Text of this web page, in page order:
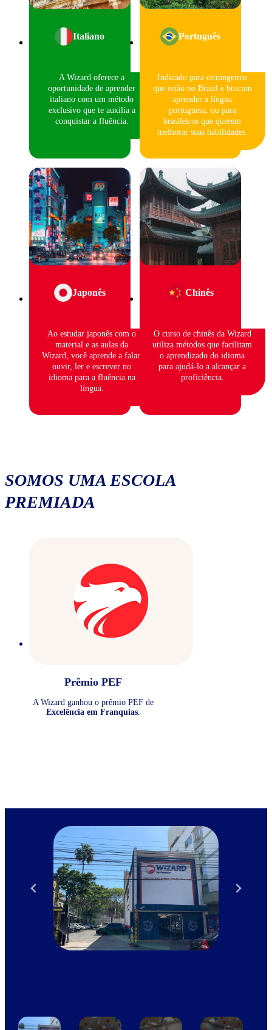
Italiano
A Wizard oferece a
oportunidade de aprender
italiano com um método
exclusivo que te auxilia a
conquistar a fluência.
Português
Indicado para estrangeiros
que estão no Brasil e buscam
aprender a língua
portuguesa, ou para
brasileiros que querem
melhorar suas habilidades.
Japonês
Ao estudar japonês com o
material e as aulas da
Wizard, você aprende a falar,
ouvir, ler e escrever no
idioma para a fluência na
língua.
Chinês
O curso de chinês da Wizard
utiliza métodos que facilitam
o aprendizado do idioma
para ajudá-lo a alcançar a
proficiência.
SOMOS UMA ESCOLA
PREMIADA
Prêmio PEF
A Wizard ganhou o prêmio PEF de
Excelência em Franquias.